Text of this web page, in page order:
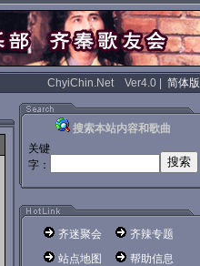
ChyiChin.Net Ver4.0 | 简体版
搜索本站内容和歌曲
关键
字：
齐迷聚会
齐辣专题
站点地图
帮助信息